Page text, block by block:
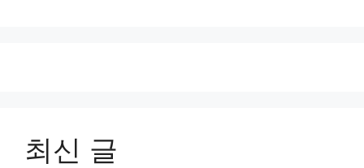
최신 글